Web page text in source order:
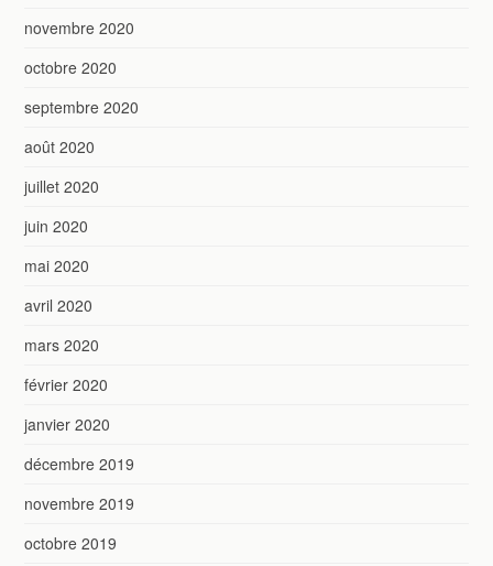
novembre 2020
octobre 2020
septembre 2020
août 2020
juillet 2020
juin 2020
mai 2020
avril 2020
mars 2020
février 2020
janvier 2020
décembre 2019
novembre 2019
octobre 2019